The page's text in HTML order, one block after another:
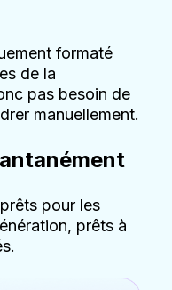
formaté
de la
pas besoin de
manuellement.
pour les
prêts à